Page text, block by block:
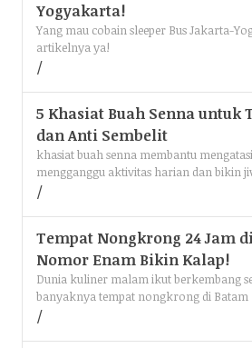
Yogyakarta!
Yang mau cobain sleeper Bus Jakarta-
artikelnya ya!
5 Khasiat Buah Senna untuk
dan Anti Sembelit
khasiat buah senna membantu
mengganggu aktivitas harian dan bikin
Tempat Nongkrong 24 Jam
Nomor Enam Bikin Kalap!
Dunia kuliner malam ikut berkembang
banyaknya tempat nongkrong di Batam